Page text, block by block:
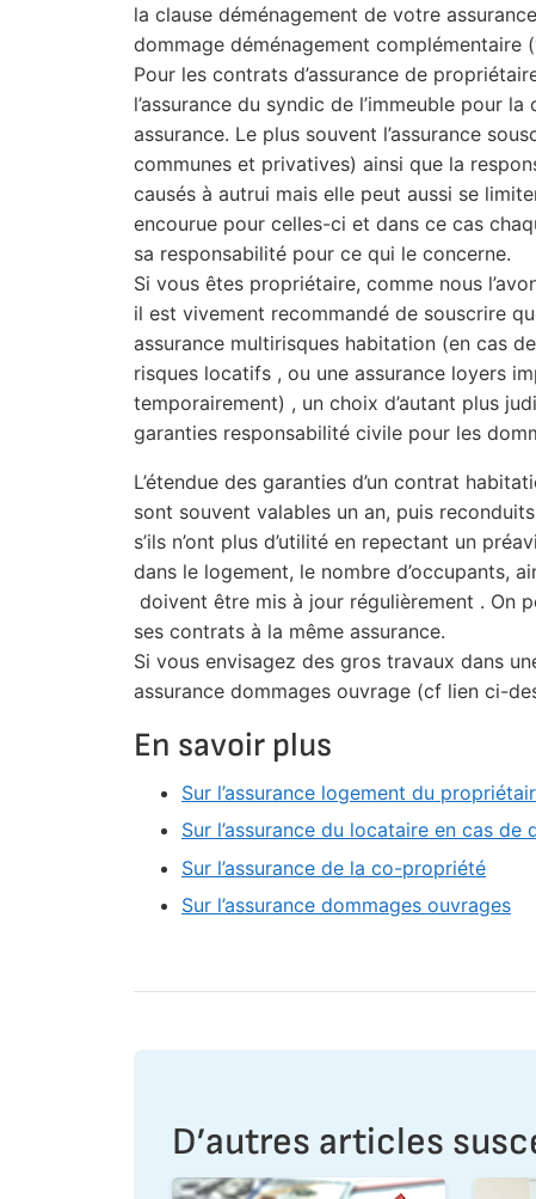
la clause déménagement de votre
dommage déménagement complémentaire
Pour les contrats d’assurance de
l’assurance du syndic de l’immeuble pour
assurance. Le plus souvent l’assurance
communes et privatives) ainsi que la
causés à autrui mais elle peut aussi se
encourue pour celles-ci et dans ce cas
sa responsabilité pour ce qui le concerne.
Si vous êtes propriétaire, comme nous
il est vivement recommandé de souscrire
assurance multirisques habitation (en cas
risques locatifs , ou une assurance loyers
temporairement) , un choix d’autant plus
garanties responsabilité civile pour les
L’étendue des garanties d’un contrat
sont souvent valables un an, puis
s’ils n’ont plus d’utilité en repectant un
dans le logement, le nombre d’occupants,
doivent être mis à jour régulièrement . On
ses contrats à la même assurance.
Si vous envisagez des gros travaux dans
assurance dommages ouvrage (cf lien ci-
En savoir plus
Sur l’assurance logement du
Sur l’assurance du locataire en cas de
Sur l’assurance de la co-propriété
Sur l’assurance dommages ouvrages
D’autres articles